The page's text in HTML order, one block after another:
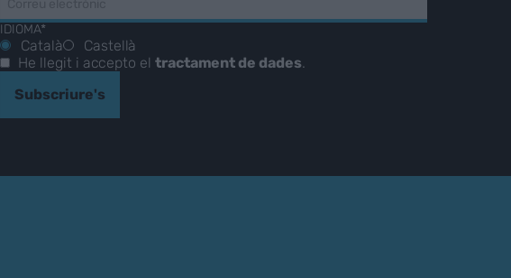
IDIOMA*
Català
Castellà
He llegit i accepto el tractament de dades.
Subscriure's